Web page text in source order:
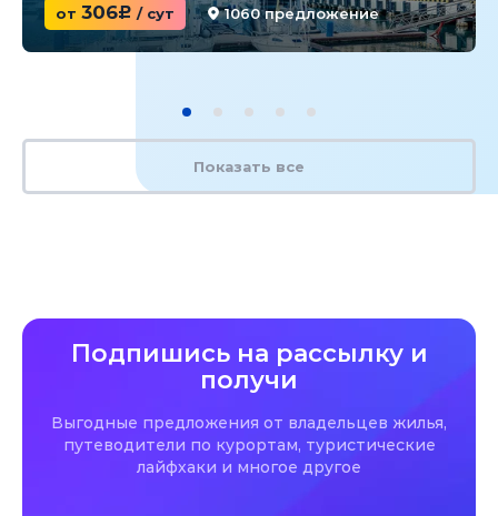
от 306c / сут 1060 предложение
Показать все
Подпишись на рассылку и
получи
Выгодные предложения от владельцев жилья,
путеводители по курортам, туристические
лайфхаки и многое другое